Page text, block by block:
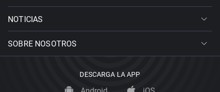
NOTICIAS
SOBRE NOSOTROS
DESCARGA LA APP